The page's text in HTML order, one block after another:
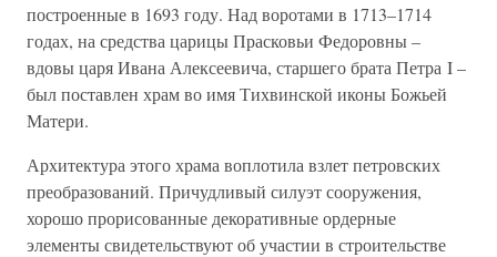
построенные в 1693 году. Над воротами в 1713–1714
годах, на средства царицы Прасковьи Федоровны –
вдовы царя Ивана Алексеевича, старшего брата Петра I –
был поставлен храм во имя Тихвинской иконы Божьей
Матери.
Архитектура этого храма воплотила взлет петровских
преобразований. Причудливый силуэт сооружения,
хорошо прорисованные декоративные ордерные
элементы свидетельствуют об участии в строительстве